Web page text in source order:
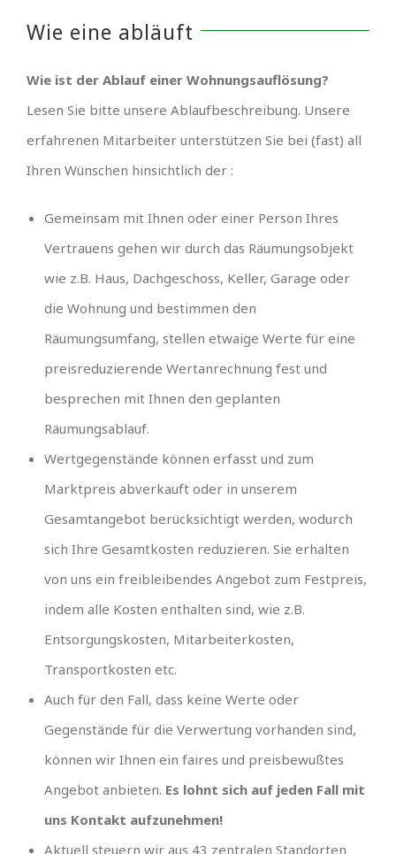
Wie eine abläuft
Wie ist der Ablauf einer Wohnungsauflösung?
Lesen Sie bitte unsere Ablaufbeschreibung. Unsere
erfahrenen Mitarbeiter unterstützen Sie bei (fast) all
Ihren Wünschen hinsichtlich der :
Gemeinsam mit Ihnen oder einer Person Ihres
Vertrauens gehen wir durch das Räumungsobjekt
wie z.B. Haus, Dachgeschoss, Keller, Garage oder
die Wohnung und bestimmen den
Räumungsumfang, stellen etwaige Werte für eine
preisreduzierende Wertanrechnung fest und
besprechen mit Ihnen den geplanten
Räumungsablauf.
Wertgegenstände können erfasst und zum
Marktpreis abverkauft oder in unserem
Gesamtangebot berücksichtigt werden, wodurch
sich Ihre Gesamtkosten reduzieren. Sie erhalten
von uns ein freibleibendes Angebot zum Festpreis,
indem alle Kosten enthalten sind, wie z.B.
Entsorgungskosten, Mitarbeiterkosten,
Transportkosten etc.
Auch für den Fall, dass keine Werte oder
Gegenstände für die Verwertung vorhanden sind,
können wir Ihnen ein faires und preisbewußtes
Angebot anbieten. Es lohnt sich auf jeden Fall mit
uns Kontakt aufzunehmen!
Aktuell steuern wir aus 43 zentralen Standorten